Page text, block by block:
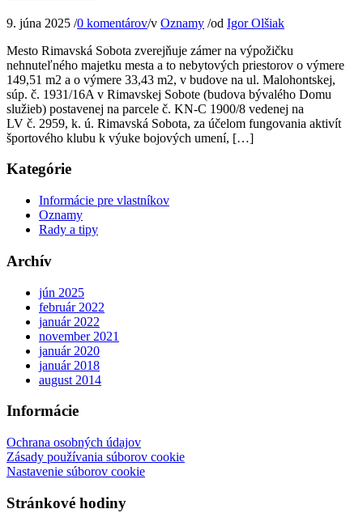
9. júna 2025 /0 komentárov/v Oznamy /od Igor Olšiak
Mesto Rimavská Sobota zverejňuje zámer na výpožičku
nehnuteľného majetku mesta a to nebytových priestorov o výmere
149,51 m2 a o výmere 33,43 m2, v budove na ul. Malohontskej,
súp. č. 1931/16A v Rimavskej Sobote (budova bývalého Domu
služieb) postavenej na parcele č. KN-C 1900/8 vedenej na
LV č. 2959, k. ú. Rimavská Sobota, za účelom fungovania aktivít
športového klubu k výuke bojových umení, […]
Kategórie
Informácie pre vlastníkov
Oznamy
Rady a tipy
Archív
jún 2025
február 2022
január 2022
november 2021
január 2020
január 2018
august 2014
Informácie
Ochrana osobných údajov
Zásady používania súborov cookie
Nastavenie súborov cookie
Stránkové hodiny